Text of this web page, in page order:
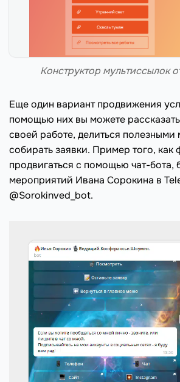
Конструктор мультиссылок
Еще один вариант продвижения
помощью них вы можете
своей работе, делиться
собирать заявки. Пример того,
продвигаться с помощью чат-бота,
мероприятий Ивана Сорокина в
@Sorokinved_bot.